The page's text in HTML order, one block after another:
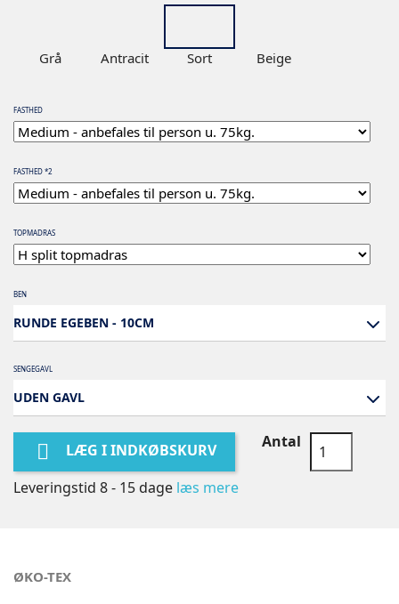
Grå Antracit Sort Beige
FASTHED
FASTHED *2
TOPMADRAS
BEN
RUNDE EGEBEN - 10CM
SENGEGAVL
UDEN GAVL
 LÆG I INDKØBSKURV Antal
Leveringstid 8 - 15 dage læs mere
ØKO-TEX